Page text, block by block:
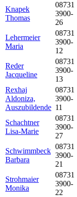
Knapek
Thomas
08731
3900-
26
Lehermeier
Maria
08731
3900-
12
Reder
Jacqueline
08731
3900-
13
Rexhaj
Aldoniza,
Auszubildende
08731
3900-
11
Schachtner
Lisa-Marie
08731
3900-
27
Schwimmbeck
Barbara
08731
3900-
21
Strohmaier
Monika
08731
3900-
22